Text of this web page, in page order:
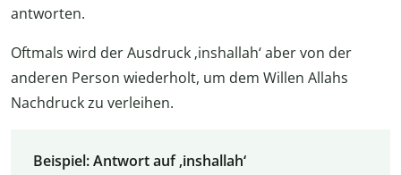
antworten.
Oftmals wird der Ausdruck ‚inshallah‘ aber von der
anderen Person wiederholt, um dem Willen Allahs
Nachdruck zu verleihen.
Beispiel: Antwort auf ‚inshallah‘